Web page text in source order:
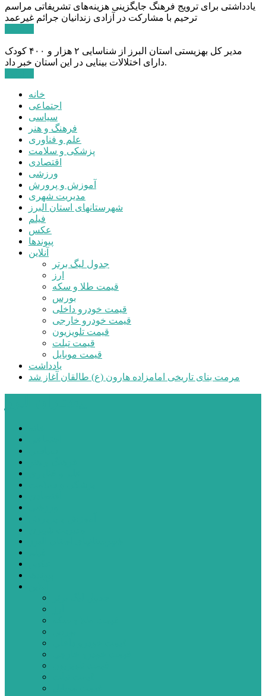
یادداشتی برای ترویج فرهنگ جایگزینی هزینه‌های تشریفاتی مراسم
ترحیم با مشارکت در آزادی زندانیان جرائم غیرعمد
مدیر کل بهزیستی استان البرز از شناسایی ۲ هزار و ۴۰۰ کودک
دارای اختلالات بینایی در این استان خبر داد.
خانه
اجتماعی
سیاسی
فرهنگ و هنر
علم و فناوری
پزشکی و سلامت
اقتصادی
ورزشی
آموزش و پرورش
مدیریت شهری
شهرستانهای استان البرز
فیلم
عکس
پیوندها
آنلاین
جدول لیگ برتر
ارز
قیمت طلا و سکه
بورس
قیمت خودرو داخلی
قیمت خودرو خارجی
قیمت تلویزیون
قیمت تبلت
قیمت موبایل
یادداشت
مرمت بنای تاریخی امامزاده هارون (ع) طالقان آغاز شد